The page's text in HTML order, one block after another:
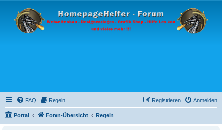
FAQ Regeln Anmelden
Registrieren
Portal Foren-Übersicht Regeln